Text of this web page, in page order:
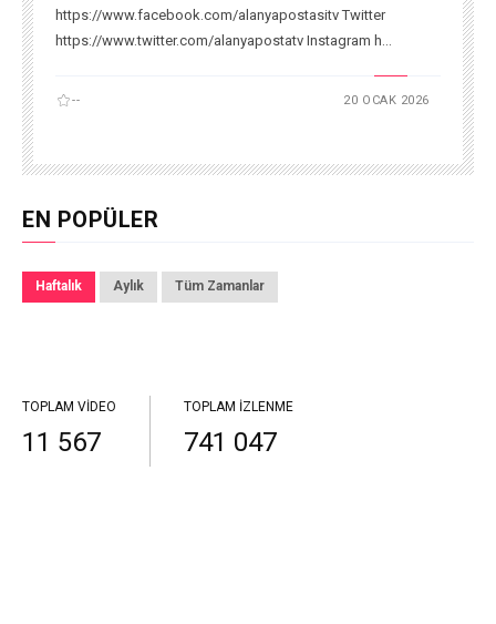
https://www.facebook.com/alanyapostasitv Twitter
https://www.twitter.com/alanyapostatv Instagram h...
-- 20 OCAK 2026
EN POPÜLER
Haftalık Aylık Tüm Zamanlar
TOPLAM VIDEO
11 567
TOPLAM İZLENME
741 047